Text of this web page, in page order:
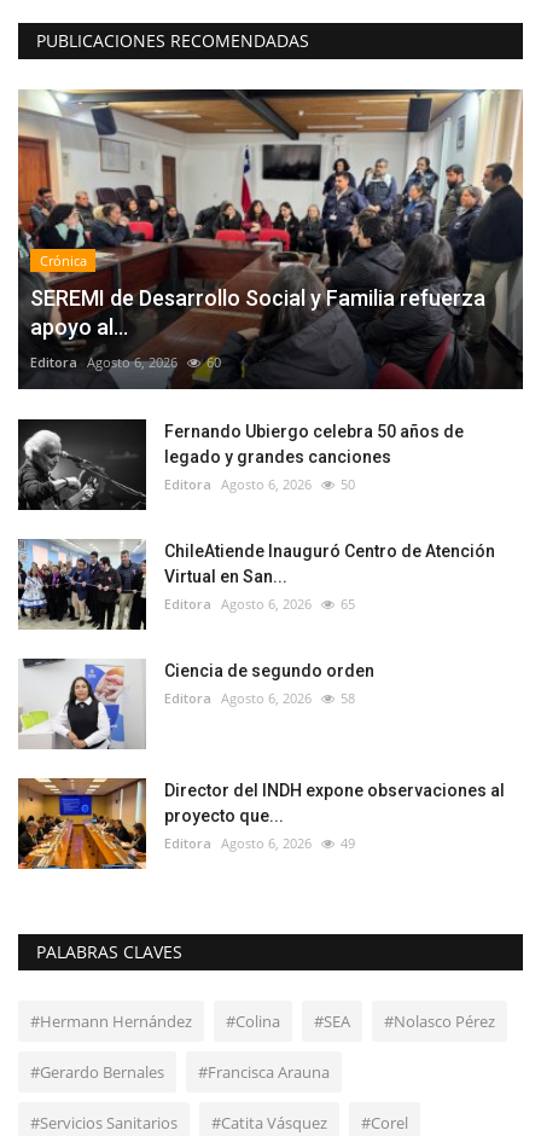
PUBLICACIONES RECOMENDADAS
Crónica
SEREMI de Desarrollo Social y Familia refuerza
apoyo al...
Editora Agosto 6, 2026 60
Fernando Ubiergo celebra 50 años de
legado y grandes canciones
Editora Agosto 6, 2026 50
ChileAtiende Inauguró Centro de Atención
Virtual en San...
Editora Agosto 6, 2026 65
Ciencia de segundo orden
Editora Agosto 6, 2026 58
Director del INDH expone observaciones al
proyecto que...
Editora Agosto 6, 2026 49
PALABRAS CLAVES
#Hermann Hernández #Colina #SEA #Nolasco Pérez
#Gerardo Bernales #Francisca Arauna
#Servicios Sanitarios #Catita Vásquez #Corel